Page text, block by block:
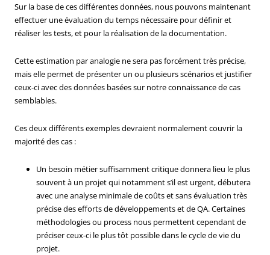
Sur la base de ces différentes données, nous pouvons maintenant
effectuer une évaluation du temps nécessaire pour définir et
réaliser les tests, et pour la réalisation de la documentation.
Cette estimation par analogie ne sera pas forcément très précise,
mais elle permet de présenter un ou plusieurs scénarios et justifier
ceux-ci avec des données basées sur notre connaissance de cas
semblables.
Ces deux différents exemples devraient normalement couvrir la
majorité des cas :
Un besoin métier suffisamment critique donnera lieu le plus
souvent à un projet qui notamment s’il est urgent, débutera
avec une analyse minimale de coûts et sans évaluation très
précise des efforts de développements et de QA. Certaines
méthodologies ou process nous permettent cependant de
préciser ceux-ci le plus tôt possible dans le cycle de vie du
projet.